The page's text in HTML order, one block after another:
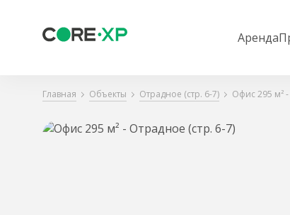
Аренда
Главная Объекты Отрадное (стр. 6-7) Офис 295 м²